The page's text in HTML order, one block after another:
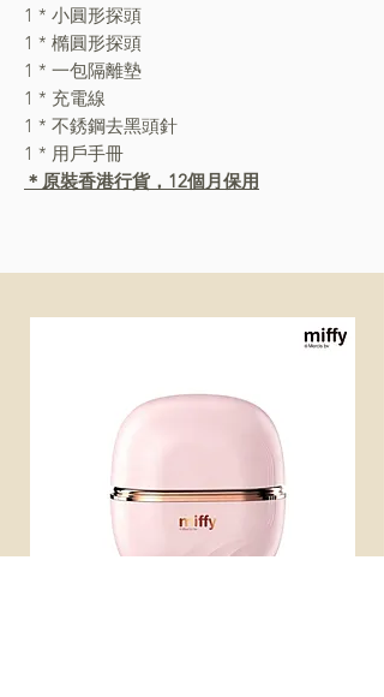
1 * 小圓形探頭
1 * 橢圓形探頭
1 * 一包隔離墊
1 * 充電線
1 * 不銹鋼去黑頭針
1 * 用戶手冊
＊原裝香港行貨，12個月保用